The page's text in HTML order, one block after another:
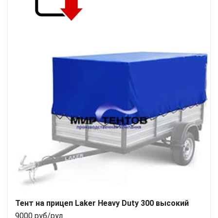
Тент на прицеп Laker Heavy Duty 300 высокий
9000 руб/рул.